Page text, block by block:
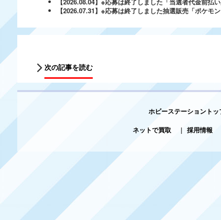
【2026.07.31】※応募は終了しました抽選販売「ポケ
次の記事を読む
ホビーステーショントッ
ネットで買取
| 採用情報